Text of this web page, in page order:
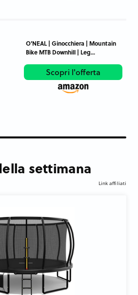
O'NEAL | Ginocchiera | Mountain
Bike MTB Downhill | Leg...
Scopri l'offerta
settimana
Link affiliati